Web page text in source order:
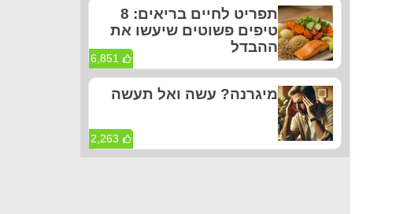
תפריט לחיים בריאים: 8
טיפים פשוטים שיעשו את
ההבדל
6,851
מיגרנה? עשה ואל תעשה
2,263